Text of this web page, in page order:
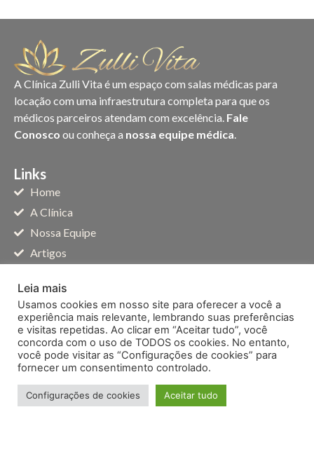
A Clínica Zulli Vita é um espaço com salas médicas para
locação com uma infraestrutura completa para que os
médicos parceiros atendam com excelência. Fale
Conosco ou conheça a nossa equipe médica
Links
Home
A Clínica
Nossa Equipe
Artigos
Locação de Salas
Cookies
Contato
(11) 3832-1188
contato@zullivita.com.br
Fale pleo WhatsApp
Leia mais
Usamos cookies em nosso site para oferecer a você a
experiência mais relevante, lembrando suas preferências
e visitas repetidas. Ao clicar em “Aceitar tudo”, você
concorda com o uso de TODOS os cookies. No entanto,
você pode visitar as “Configurações de cookies” para
fornecer um consentimento controlado.
Configurações de cookies Aceitar tudo